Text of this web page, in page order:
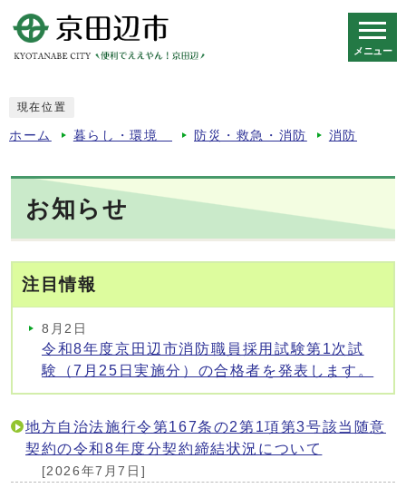
メニュー
現在位置
ホーム 暮らし・環境 防災・救急・消防 消防
お知らせ
注目情報
8月2日
令和8年度京田辺市消防職員採用試験第1次試
験（7月25日実施分）の合格者を発表します。
地方自治法施行令第167条の2第1項第3号該当随意
契約の令和8年度分契約締結状況について
[2026年7月7日]